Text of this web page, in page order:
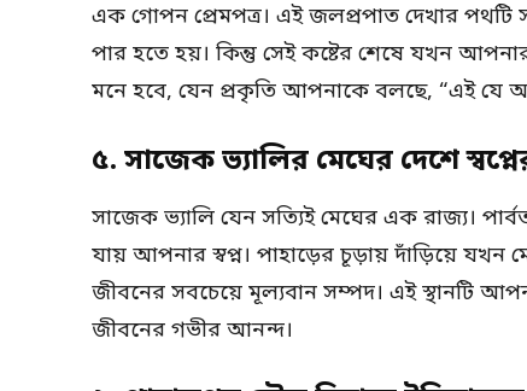
এক গোপন প্রেমপত্র। এই জলপ্রপাত দেখার
পার হতে হয়। কিন্তু সেই কষ্টের শেষে যখন
মনে হবে, যেন প্রকৃতি আপনাকে বলছে, “এই যে
৫. সাজেক ভ্যালির মেঘের দেশে
সাজেক ভ্যালি যেন সত্যিই মেঘের এক রাজ্য।
যায় আপনার স্বপ্ন। পাহাড়ের চূড়ায় দাঁড়িয়ে
জীবনের সবচেয়ে মূল্যবান সম্পদ। এই স্থানটি
জীবনের গভীর আনন্দ।